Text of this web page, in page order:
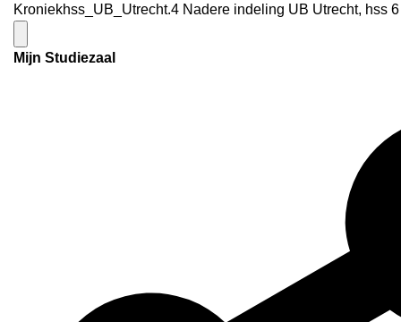
Kroniekhss_UB_Utrecht.4 Nadere indeling UB Utrecht, hss
Mijn Studiezaal